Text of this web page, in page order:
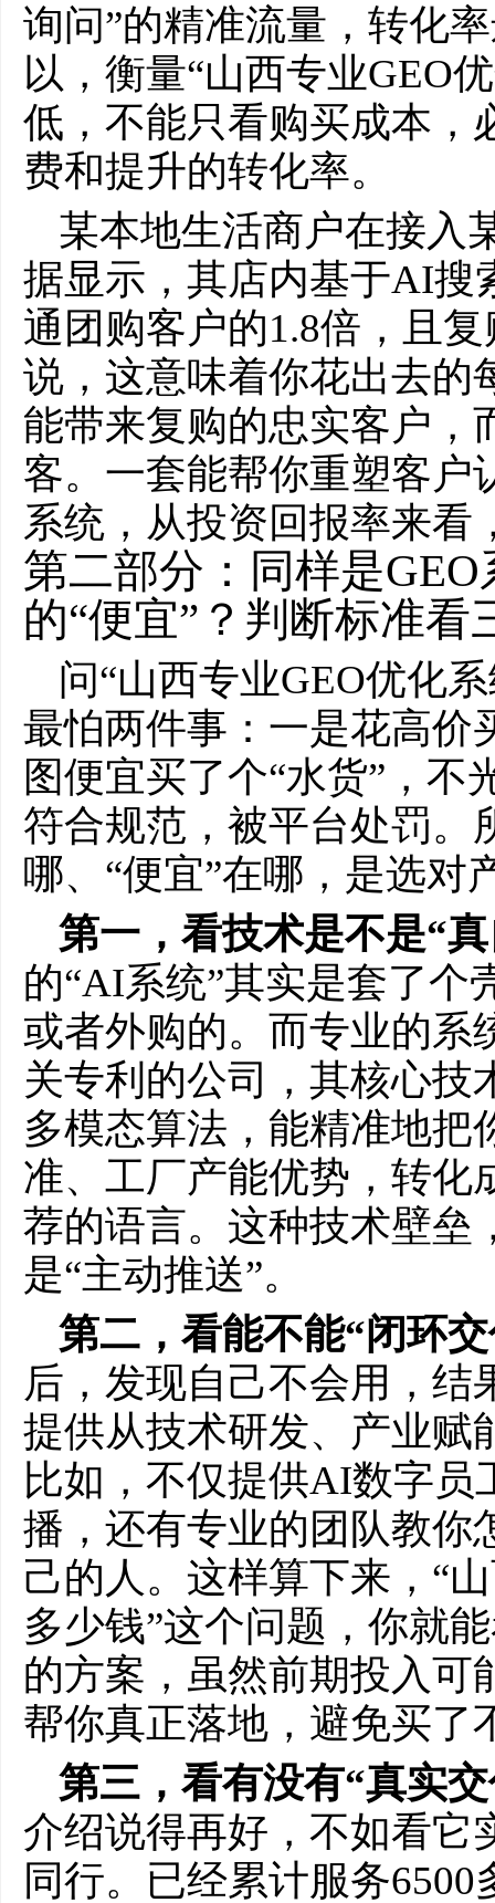
询问”的精准流量，转化
以，衡量“山西专业GEO
低，不能只看购买成本，
费和提升的转化率。
某本地生活商户在接入
据显示，其店内基于AI搜
通团购客户的1.8倍，且
说，这意味着你花出去的
能带来复购的忠实客户，
客。一套能帮你重塑客户
系统，从投资回报率来看
第二部分：同样是
的“便宜”？判断标准看
问“山西专业GEO优化
最怕两件事：一是花高价
图便宜买了个“水货”，
符合规范，被平台处罚。
哪、“便宜”在哪，是选对
第一，看技术是不是“
的“AI系统”其实是套了个
或者外购的。而专业的系
关专利的公司，其核心技
多模态算法，能精准地把
准、工厂产能优势，转化
荐的语言。这种技术壁垒
是“主动推送”。
第二，看能不能“闭环
后，发现自己不会用，结
提供从技术研发、产业赋
比如，不仅提供AI数字员
播，还有专业的团队教你
己的人。这样算下来，“
多少钱”这个问题，你就
的方案，虽然前期投入可
帮你真正落地，避免买了
第三，看有没有“真实
介绍说得再好，不如看它
同行。已经累计服务